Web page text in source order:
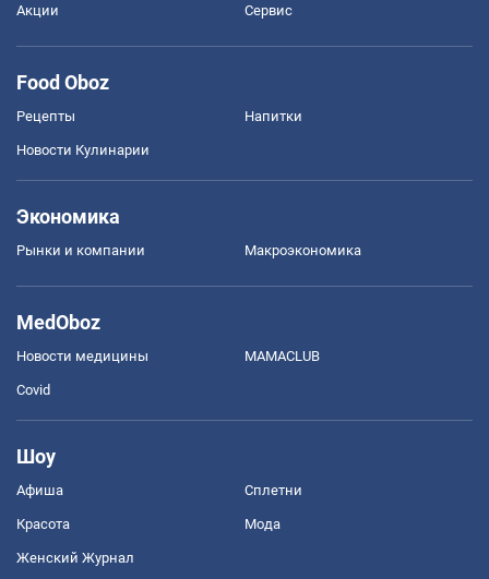
Акции Сервис
Food Oboz
Рецепты Напитки
Новости Кулинарии
Экономика
Рынки и компании Mакроэкономика
MedOboz
Новости медицины MAMACLUB
Covid
Шоу
Афиша Сплетни
Красота Мода
Женский Журнал